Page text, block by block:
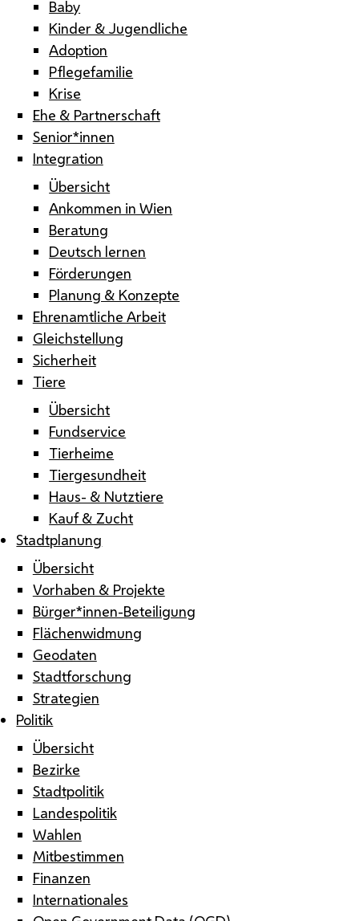
Baby
Kinder & Jugendliche
Adoption
Pflegefamilie
Krise
Ehe & Partnerschaft
Senior*innen
Integration
Übersicht
Ankommen in Wien
Beratung
Deutsch lernen
Förderungen
Planung & Konzepte
Ehrenamtliche Arbeit
Gleichstellung
Sicherheit
Tiere
Übersicht
Fundservice
Tierheime
Tiergesundheit
Haus- & Nutztiere
Kauf & Zucht
Stadtplanung
Übersicht
Vorhaben & Projekte
Bürger*innen-Beteiligung
Flächenwidmung
Geodaten
Stadtforschung
Strategien
Politik
Übersicht
Bezirke
Stadtpolitik
Landespolitik
Wahlen
Mitbestimmen
Finanzen
Internationales